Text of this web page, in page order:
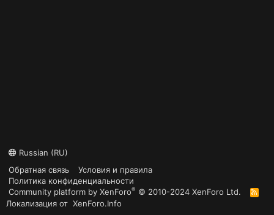
Russian (RU)
Обратная связь
Условия и правила
Политика конфиденциальности
Community platform by XenForo® © 2010-2024 XenForo Ltd.
R
S
Локализация от XenForo.Info